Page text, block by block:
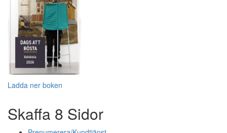
Ladda ner boken
Skaffa 8 Sidor